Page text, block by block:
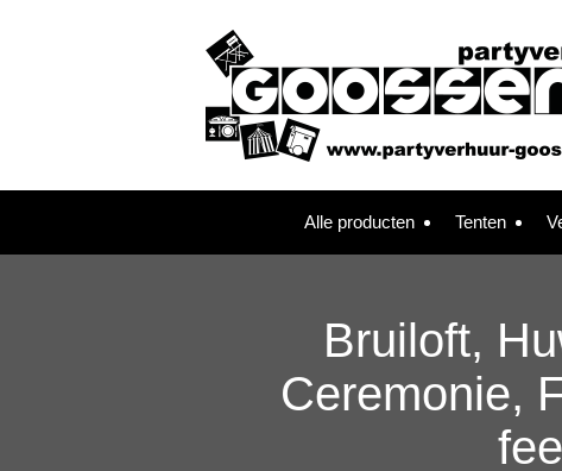
Alle producten Tenten
Bruiloft,
Ceremonie,